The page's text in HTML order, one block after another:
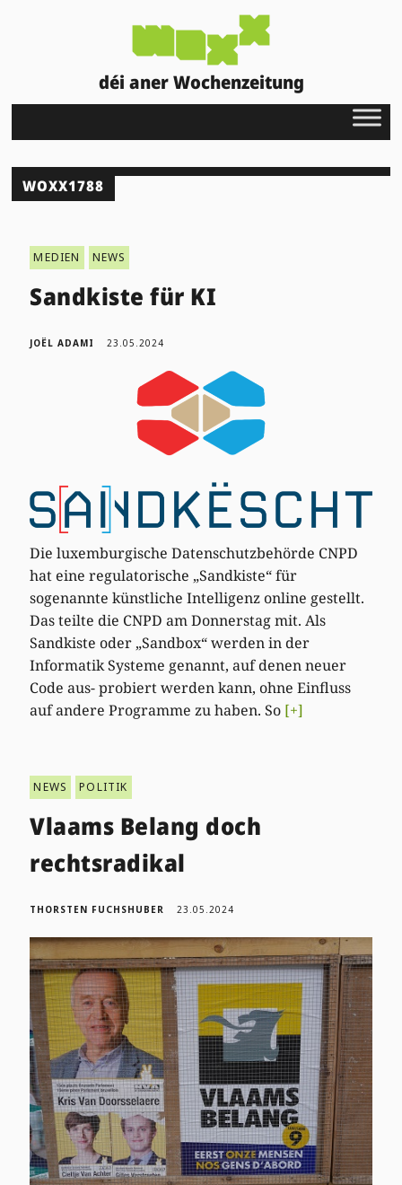
déi aner Wochenzeitung
WOXX1788
MEDIEN NEWS
Sandkiste für KI
JOËL ADAMI 23.05.2024
Die luxemburgische Datenschutzbehörde CNPD
hat eine regulatorische „Sandkiste“ für
sogenannte künstliche Intelligenz online gestellt.
Das teilte die CNPD am Donnerstag mit. Als
Sandkiste oder „Sandbox“ werden in der
Informatik Systeme genannt, auf denen neuer
Code aus- probiert werden kann, ohne Einfluss
auf andere Programme zu haben. So [+]
NEWS POLITIK
Vlaams Belang doch
rechtsradikal
THORSTEN FUCHSHUBER 23.05.2024